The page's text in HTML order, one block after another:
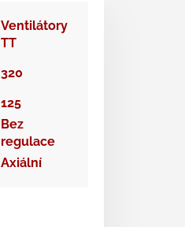
Ventilátory
TT
320
125
Bez
regulace
Axiální